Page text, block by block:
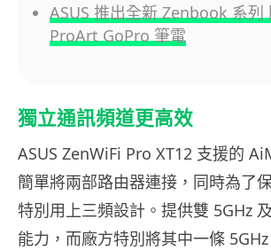
ASUS 推出全新 Zenbook 系列
ProArt GoPro 筆電
獨立通訊頻道更高效
ASUS ZenWiFi Pro XT12 支援的
簡單將兩部路由器連接，同時為了
特別用上三頻設計。提供雙 5GHz
能力，而廠方特別將其中一條